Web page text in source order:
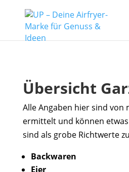
Übersicht
Alle Angaben hier sind von
ermittelt und können
sind als grobe Richtwerte
Backwaren
Eier